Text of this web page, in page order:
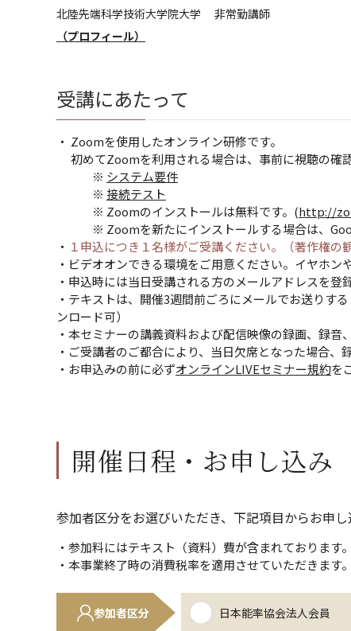
北陸先端科学技術大学院大学 非常勤講師
（プロフィール）
受講にあたって
・ Zoomを使用したオンライン研修です。
初めてZoomを利用される場合は、事前に視聴の確
※ システム要件
※ 接続テスト
※ Zoomのインストールは無料です。(http://
※ Zoomを新たにインストールする場合は、
・ １申込につき１名様がご受講ください。（著作権の
・ビデオオンできる環境をご用意ください。イヤホン
・申込時には当日受講される方のメールアドレスを登
・テキストは、開催3週間前ごろにメールでお送りす
ンロード可）
・本セミナーの講義資料および配信映像の録画、録音
・ご受講者のご都合により、当日欠席となった場合、
・お申込みの前に必ずオンラインLIVEセミナー規約を
開催日程・お申し込み
参加者区分をお選びいただき、下記項目からお申
・参加料にはテキスト（資料）費が含まれております。
・本事業終了時の消費税率を適用させていただきます。
参加者区分 日本能率協会法人会員